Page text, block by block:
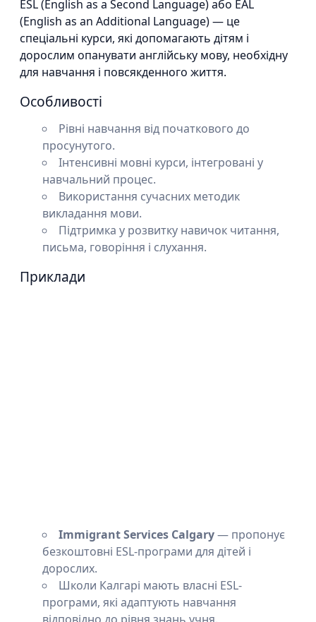
ESL (English as a Second Language) або EAL
(English as an Additional Language) — це
спеціальні курси, які допомагають дітям і
дорослим опанувати англійську мову, необхідну
для навчання і повсякденного життя.
Особливості
Рівні навчання від початкового до
просунутого.
Інтенсивні мовні курси, інтегровані у
навчальний процес.
Використання сучасних методик
викладання мови.
Підтримка у розвитку навичок читання,
письма, говоріння і слухання.
Приклади
Immigrant Services Calgary— пропонує
безкоштовні ESL-програми для дітей і
дорослих.
Школи Калгарі мають власні ESL-
програми, які адаптують навчання